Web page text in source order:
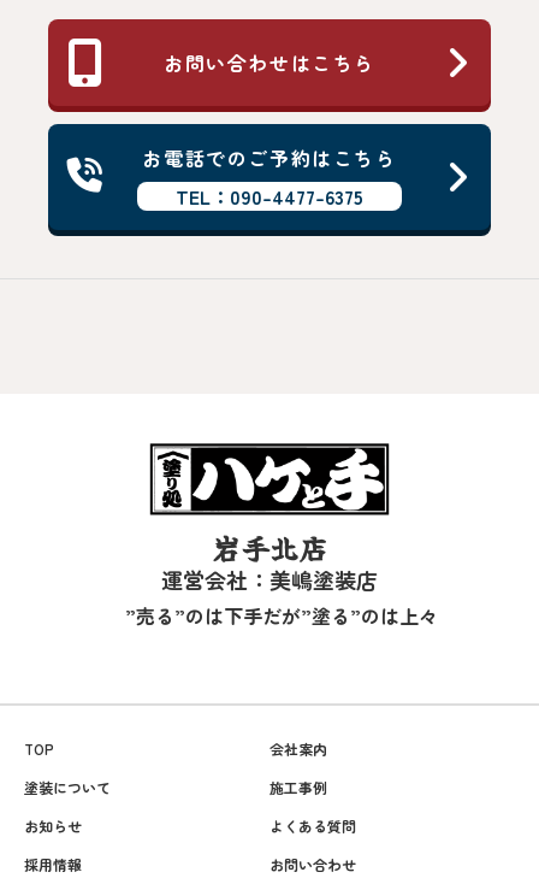
お問い合わせはこちら
お電話でのご予約はこちら
TEL：090-4477-6375
岩手北店
運営会社：美嶋塗装店
”売る”のは下手だが”塗る”のは上々
TOP
会社案内
塗装について
施工事例
お知らせ
よくある質問
採用情報
お問い合わせ